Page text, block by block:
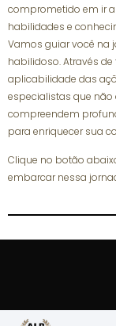
comprometido em ir
habilidades e
Vamos guiar você na
habilidoso. Através
aplicabilidade das
especialistas que
compreendem
para enriquecer sua
Clique no botão
embarcar nessa